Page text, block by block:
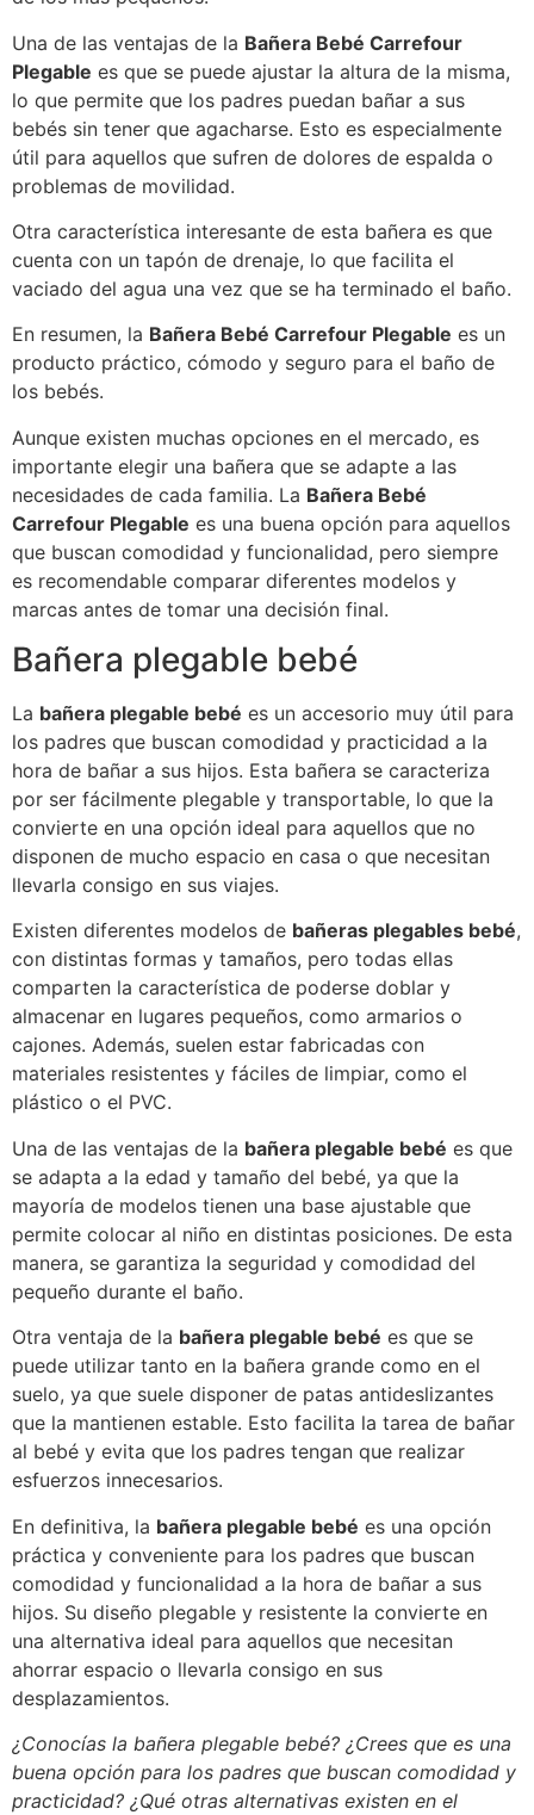
Una de las ventajas de la Bañera Bebé Carrefour
Plegable es que se puede ajustar la altura de la misma,
lo que permite que los padres puedan bañar a sus
bebés sin tener que agacharse. Esto es especialmente
útil para aquellos que sufren de dolores de espalda o
problemas de movilidad.
Otra característica interesante de esta bañera es que
cuenta con un tapón de drenaje, lo que facilita el
vaciado del agua una vez que se ha terminado el baño.
En resumen, la Bañera Bebé Carrefour Plegable es un
producto práctico, cómodo y seguro para el baño de
los bebés.
Aunque existen muchas opciones en el mercado, es
importante elegir una bañera que se adapte a las
necesidades de cada familia. La Bañera Bebé
Carrefour Plegable es una buena opción para aquellos
que buscan comodidad y funcionalidad, pero siempre
es recomendable comparar diferentes modelos y
marcas antes de tomar una decisión final.
Bañera plegable bebé
La bañera plegable bebé es un accesorio muy útil para
los padres que buscan comodidad y practicidad a la
hora de bañar a sus hijos. Esta bañera se caracteriza
por ser fácilmente plegable y transportable, lo que la
convierte en una opción ideal para aquellos que no
disponen de mucho espacio en casa o que necesitan
llevarla consigo en sus viajes.
Existen diferentes modelos de bañeras plegables bebé,
con distintas formas y tamaños, pero todas ellas
comparten la característica de poderse doblar y
almacenar en lugares pequeños, como armarios o
cajones. Además, suelen estar fabricadas con
materiales resistentes y fáciles de limpiar, como el
plástico o el PVC.
Una de las ventajas de la bañera plegable bebé es que
se adapta a la edad y tamaño del bebé, ya que la
mayoría de modelos tienen una base ajustable que
permite colocar al niño en distintas posiciones. De esta
manera, se garantiza la seguridad y comodidad del
pequeño durante el baño.
Otra ventaja de la bañera plegable bebé es que se
puede utilizar tanto en la bañera grande como en el
suelo, ya que suele disponer de patas antideslizantes
que la mantienen estable. Esto facilita la tarea de bañar
al bebé y evita que los padres tengan que realizar
esfuerzos innecesarios.
En definitiva, la bañera plegable bebé es una opción
práctica y conveniente para los padres que buscan
comodidad y funcionalidad a la hora de bañar a sus
hijos. Su diseño plegable y resistente la convierte en
una alternativa ideal para aquellos que necesitan
ahorrar espacio o llevarla consigo en sus
desplazamientos.
¿Conocías la bañera plegable bebé? ¿Crees que es una
buena opción para los padres que buscan comodidad y
practicidad? ¿Qué otras alternativas existen en el